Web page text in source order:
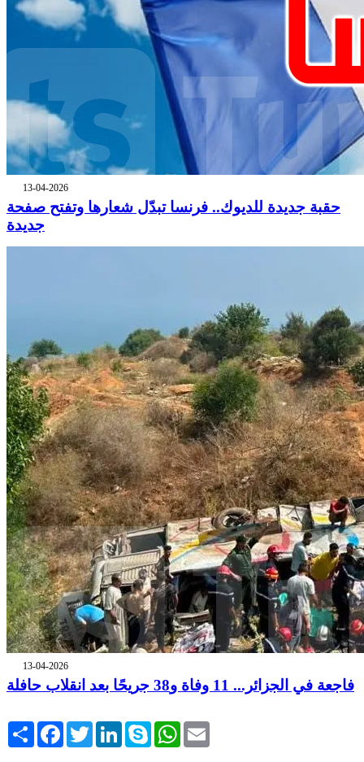
13-04-2026
حقبة جديدة للديوك.. فرنسا تبدّل شعارها وتفتح صفحة
جديدة
13-04-2026
فاجعة في الجزائر... 11 وفاة و38 جريحًا بعد انقلاب حافلة
Share FacebookTwitterLinkedInSkype WhatsApp